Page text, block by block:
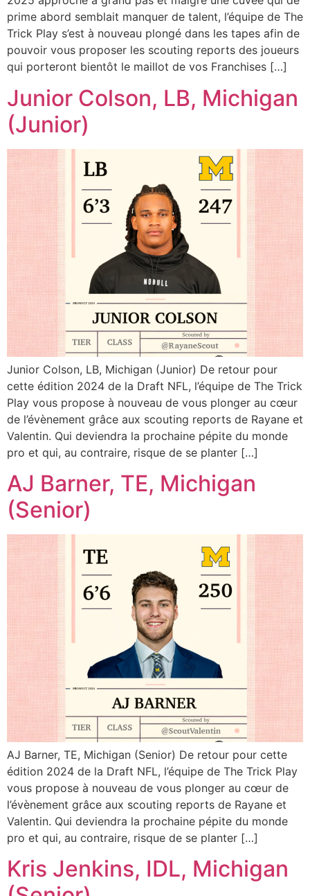
prime abord semblait manquer de talent, l’équipe de The
Trick Play s’est à nouveau plongé dans les tapes afin de
pouvoir vous proposer les scouting reports des joueurs
qui porteront bientôt le maillot de vos Franchises […]
Junior Colson, LB, Michigan
(Junior)
Junior Colson, LB, Michigan (Junior) De retour pour
cette édition 2024 de la Draft NFL, l’équipe de The Trick
Play vous propose à nouveau de vous plonger au cœur
de l’évènement grâce aux scouting reports de Rayane et
Valentin. Qui deviendra la prochaine pépite du monde
pro et qui, au contraire, risque de se planter […]
AJ Barner, TE, Michigan
(Senior)
AJ Barner, TE, Michigan (Senior) De retour pour cette
édition 2024 de la Draft NFL, l’équipe de The Trick Play
vous propose à nouveau de vous plonger au cœur de
l’évènement grâce aux scouting reports de Rayane et
Valentin. Qui deviendra la prochaine pépite du monde
pro et qui, au contraire, risque de se planter […]
Kris Jenkins, IDL, Michigan